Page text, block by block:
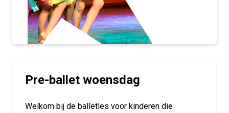
Pre-ballet woensdag
Welkom bij de balletles voor kinderen die